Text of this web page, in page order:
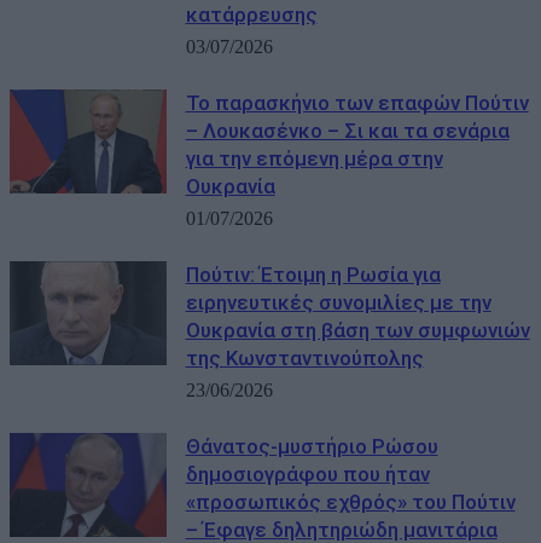
κατάρρευσης
03/07/2026
Το παρασκήνιο των επαφών Πούτιν
– Λουκασένκο – Σι και τα σενάρια
για την επόμενη μέρα στην
Ουκρανία
01/07/2026
Πούτιν: Έτοιμη η Ρωσία για
ειρηνευτικές συνομιλίες με την
Ουκρανία στη βάση των συμφωνιών
της Κωνσταντινούπολης
23/06/2026
Θάνατος-μυστήριο Ρώσου
δημοσιογράφου που ήταν
«προσωπικός εχθρός» του Πούτιν
– Έφαγε δηλητηριώδη μανιτάρια